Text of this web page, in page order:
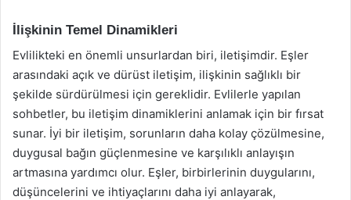
İlişkinin Temel Dinamikleri
Evlilikteki en önemli unsurlardan biri, iletişimdir. Eşler
arasındaki açık ve dürüst iletişim, ilişkinin sağlıklı bir
şekilde sürdürülmesi için gereklidir. Evlilerle yapılan
sohbetler, bu iletişim dinamiklerini anlamak için bir fırsat
sunar. İyi bir iletişim, sorunların daha kolay çözülmesine,
duygusal bağın güçlenmesine ve karşılıklı anlayışın
artmasına yardımcı olur. Eşler, birbirlerinin duygularını,
düşüncelerini ve ihtiyaçlarını daha iyi anlayarak,